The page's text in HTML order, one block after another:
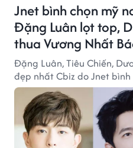
Jnet bình chọn mỹ
Đặng Luân lọt top,
thua Vương Nhất
Đặng Luân, Tiêu Chiến,
đẹp nhất Cbiz do Jnet bình